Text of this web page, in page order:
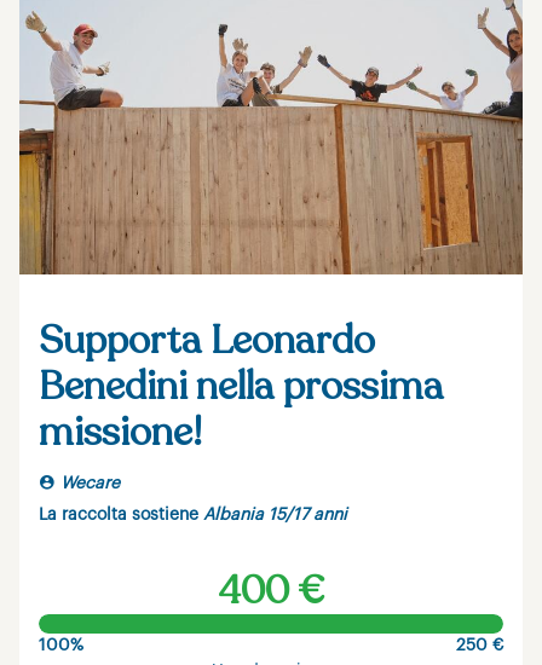
Supporta Leonardo
Benedini nella prossima
missione!
Wecare
La raccolta sostiene Albania 15/17 anni
400 €
100%
250 €